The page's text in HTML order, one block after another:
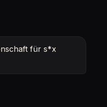
für s*x